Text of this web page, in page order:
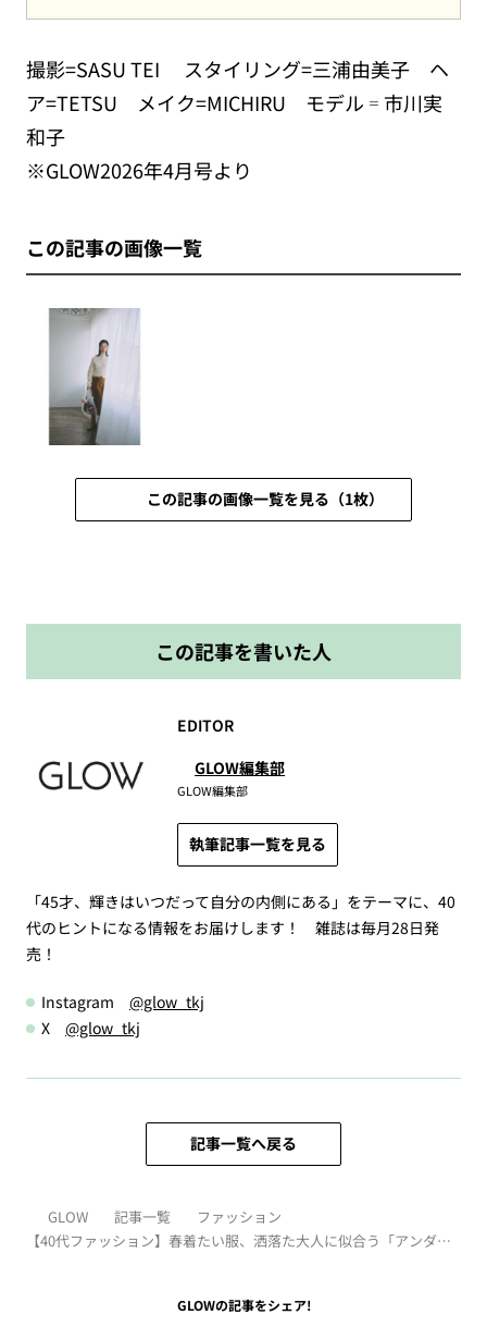
撮影=SASU TEI スタイリング=三浦由美子 ヘ
ア=TETSU メイク=MICHIRU モデル゠市川実
和子
※GLOW2026年4月号より
この記事の画像一覧
この記事の画像一覧を見る（1枚）
この記事を書いた人
EDITOR
GLOW編集部
GLOW編集部
執筆記事一覧を見る
「45才、輝きはいつだって自分の内側にある」をテーマに、40
代のヒントになる情報をお届けします！ 雑誌は毎月28日発
売！
Instagram @glow_tkj
X @glow_tkj
記事一覧へ戻る
GLOW 記事一覧
ファッション
【40代ファッション】春着たい服、洒落た大人に似合う「アンダー
GLOWの記事をシェア!